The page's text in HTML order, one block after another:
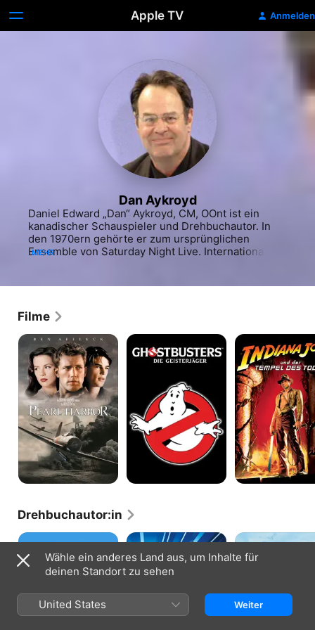
Apple TV Anmelden
Dan Aykroyd
Daniel Edward „Dan“ Aykroyd, CM, OOnt ist ein
kanadischer Schauspieler und Drehbuchautor. In
den 1970ern gehörte er zum ursprünglichen
Ensemble von Saturday Night Live. International
Ghostbusters – Die Geisterjäger. Als Co-Gründer
zeitweise auch als Musiker.
MEHR
Filme
Pearl
Harbor
Ghostbusters:
Die
Geisterjäger
Indiana
Jones
und
der
Tempel
des
Todes
Drehbuchautor:in
Blues
Ghostbusters
Spione
wir
Wähle ein anderes Land aus, um Inhalte für
deinen Standort zu sehen
United States Weiter